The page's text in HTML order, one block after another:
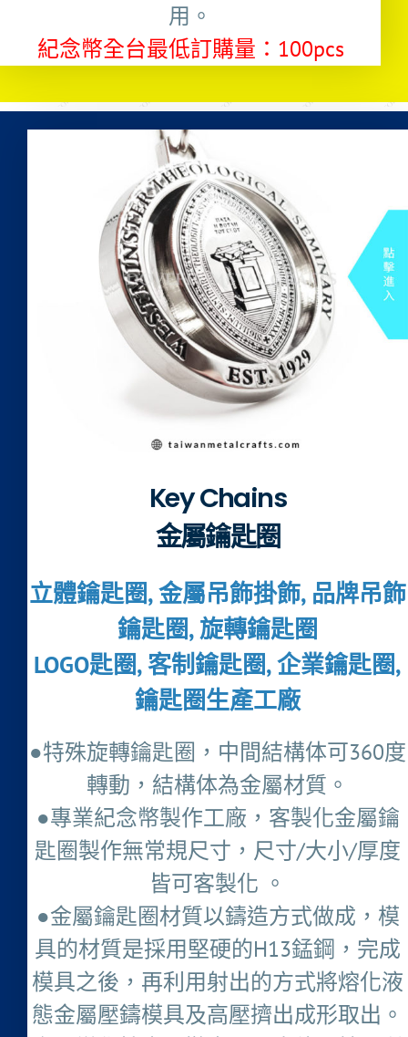
用。
紀念幣全台最低訂購量：100pcs
Key Chains
金屬鑰匙圈
立體鑰匙圈, 金屬吊飾掛飾, 品牌吊飾
鑰匙圈, 旋轉鑰匙圈
LOGO匙圈, 客制鑰匙圈, 企業鑰匙圈,
鑰匙圈生產工廠
●特殊旋轉鑰匙圈，中間結構体可360度
轉動，結構体為金屬材質。
●專業紀念幣製作工廠，客製化金屬鑰
匙圈製作無常規尺寸，尺寸/大小/厚度
皆可客製化 。
●金屬鑰匙圈材質以鑄造方式做成，模
具的材質是採用堅硬的H13錳鋼，完成
模具之後，再利用射出的方式將熔化液
態金屬壓鑄模具及高壓擠出成形取出。